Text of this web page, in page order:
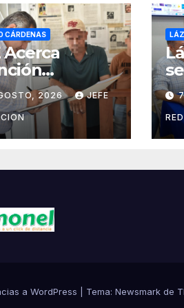
CÁRDENAS
Acerca
a
y
de
2026 JEFE
la
a WordPress Tema: Newsmark de